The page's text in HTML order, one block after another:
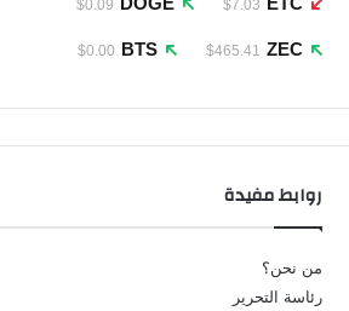
$7.03
$0.09
ZEC
$465.41
BTS
$0.00
روابط مفيدة
من نحن؟
رئاسة التحرير